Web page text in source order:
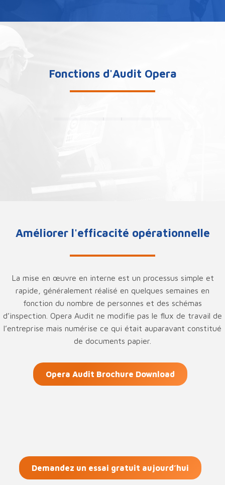
Fonctions d'Audit Opera
Améliorer l'efficacité opérationnelle
La mise en œuvre en interne est un processus simple et
rapide, généralement réalisé en quelques semaines en
fonction du nombre de personnes et des schémas
d’inspection. Opera Audit ne modifie pas le flux de travail de
l’entreprise mais numérise ce qui était auparavant constitué
de documents papier.
Opera Audit Brochure Download
Demandez un essai gratuit aujourd’hui